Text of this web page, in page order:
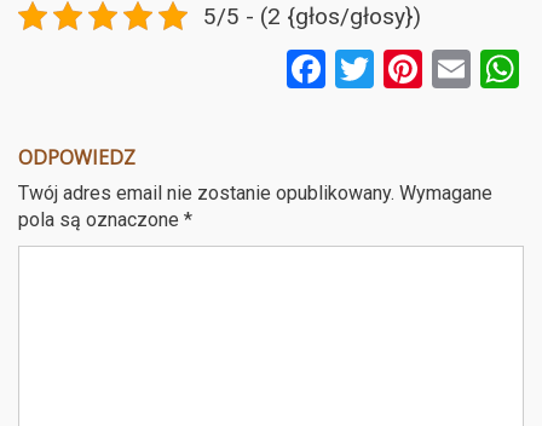
5/5 - (2 {głos/głosy})
F
b
o
T
er
Pi
es
E
ODPOWIEDZ
Twój adres email nie zostanie opublikowany. Wymagane
pola są oznaczone *